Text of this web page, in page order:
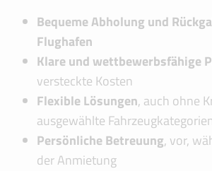
Bequeme Abholung und
Flughafen
Klare und wettbewerbsfähige
versteckte Kosten
Flexible Lösungen, auch ohne
ausgewählte Fahrzeugkategorien
Persönliche Betreuung, vor,
der Anmietung